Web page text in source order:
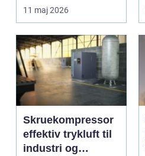
11 maj 2026
Skruekompressor
effektiv trykluft til
industri og